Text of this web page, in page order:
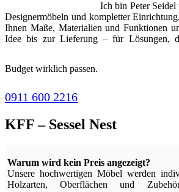
Ich bin Peter Seidel
Designermöbeln und kompletter
Ihnen Maße, Materialien und Funktionen
Idee bis zur Lieferung – für Lösungen,
Budget wirklich passen.
0911 600 2216
KFF – Sessel Nest
Warum wird kein Preis angezeigt?
Unsere hochwertigen Möbel werden
Holzarten, Oberflächen und